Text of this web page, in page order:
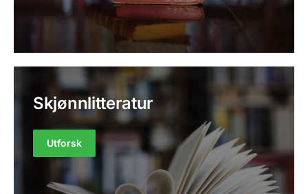
Skjønnlitteratur
Utforsk